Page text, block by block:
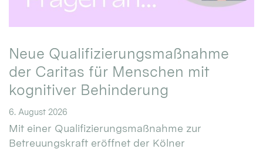
Neue Qualifizierungsmaßnahme
der Caritas für Menschen mit
kognitiver Behinderung
6. August 2026
Mit einer Qualifizierungsmaßnahme zur
Betreuungskraft eröffnet der Kölner